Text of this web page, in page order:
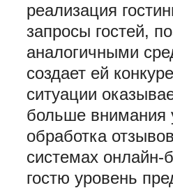
реализация
запросы гостей,
аналогичными
создает ей
ситуации
больше внимания
обработка
системах онлайн-
гостю уровень